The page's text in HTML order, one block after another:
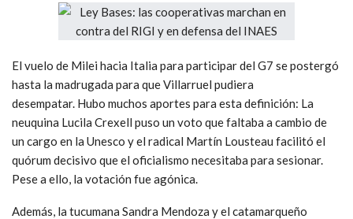
El vuelo de Milei hacia Italia para participar del G7 se postergó
hasta la madrugada para que Villarruel pudiera
desempatar. Hubo muchos aportes para esta definición: La
neuquina Lucila Crexell puso un voto que faltaba a cambio de
un cargo en la Unesco y el radical Martín Lousteau facilitó el
quórum decisivo que el oficialismo necesitaba para sesionar.
Pese a ello, la votación fue agónica.
Además, la tucumana Sandra Mendoza y el catamarqueño